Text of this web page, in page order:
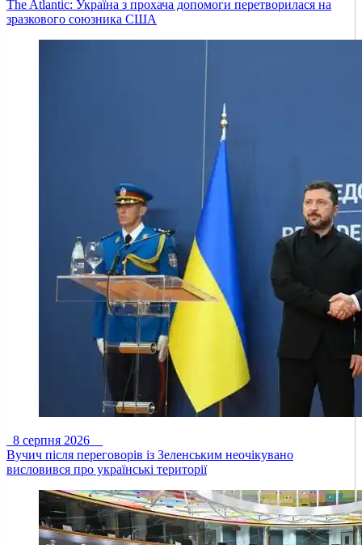
The Atlantic: Україна з прохача допомоги перетворилася на
зразкового союзника США
8 серпня 2026
Вучич після переговорів із Зеленським неочікувано
висловився про українські території